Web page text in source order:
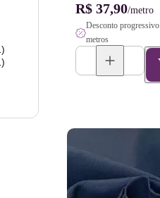
)
)
R$ 37,90/metro
Desconto
metros